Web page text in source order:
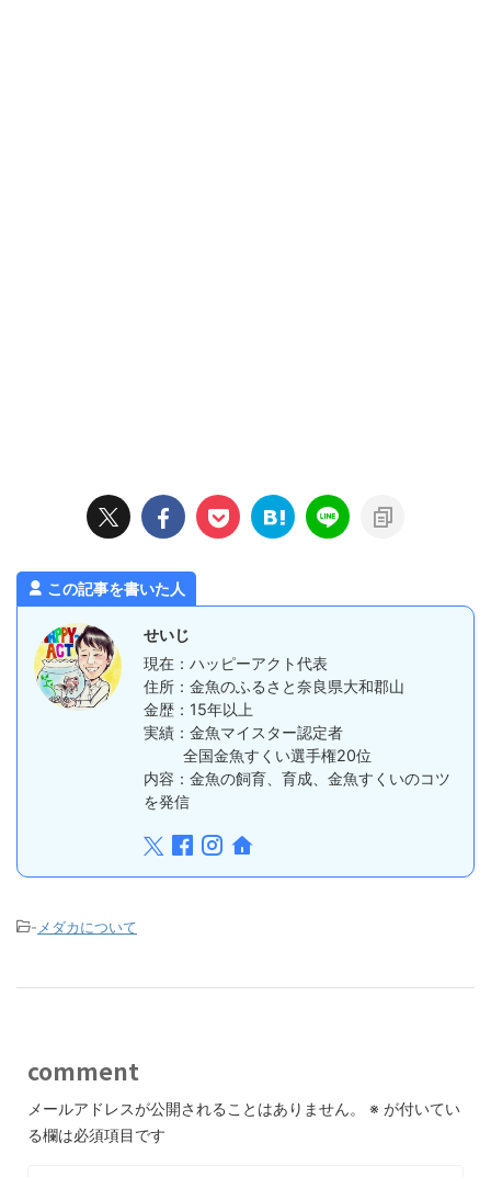
この記事を書いた人
せいじ
現在：ハッピーアクト代表
住所：金魚のふるさと奈良県大和郡山
金歴：15年以上
実績：金魚マイスター認定者
全国金魚すくい選手権20位
内容：金魚の飼育、育成、金魚すくいのコツ
を発信
- メダカについて
comment
メールアドレスが公開されることはありません。 ※ が付いてい
る欄は必須項目です